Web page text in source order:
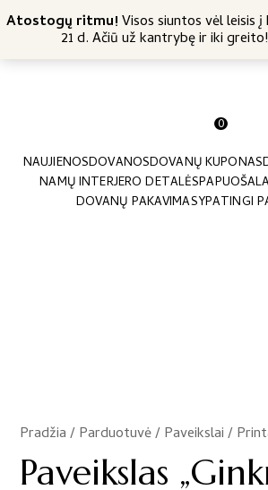
Atostogų ritmu!Visos siuntos vėl leisis
21 d. Ačiū už kantrybę ir iki
Nemokamas siuntimas nuo 45 Eur
0
NAUJIENOSDOVANOSDOVANŲ KUPONAS
NAMŲ INTERJERO DETALĖS
DOVANŲ PAKAVIMASYPATINGI
Pradžia/Parduotuvė/Paveikslai /
/
Paveikslas